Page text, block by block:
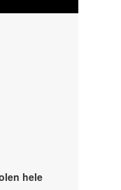
hele